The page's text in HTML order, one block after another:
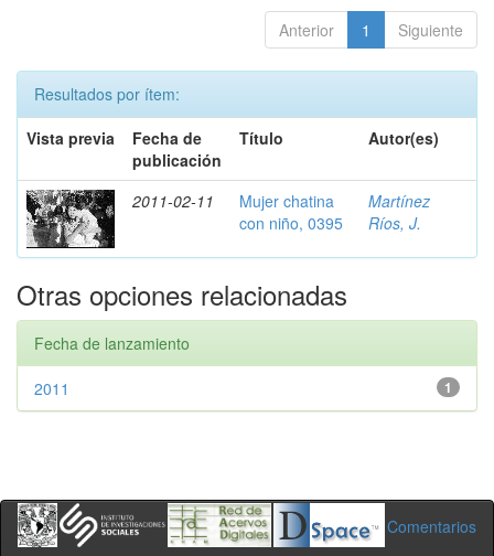
Anterior 1 Siguiente
Resultados por ítem:
Vista previa
Fecha de
publicación
Título Autor(es)
2011-02-11
Mujer chatina
con niño, 0395
Martínez
Ríos, J.
Otras opciones relacionadas
Fecha de lanzamiento
1
2011
Comentarios